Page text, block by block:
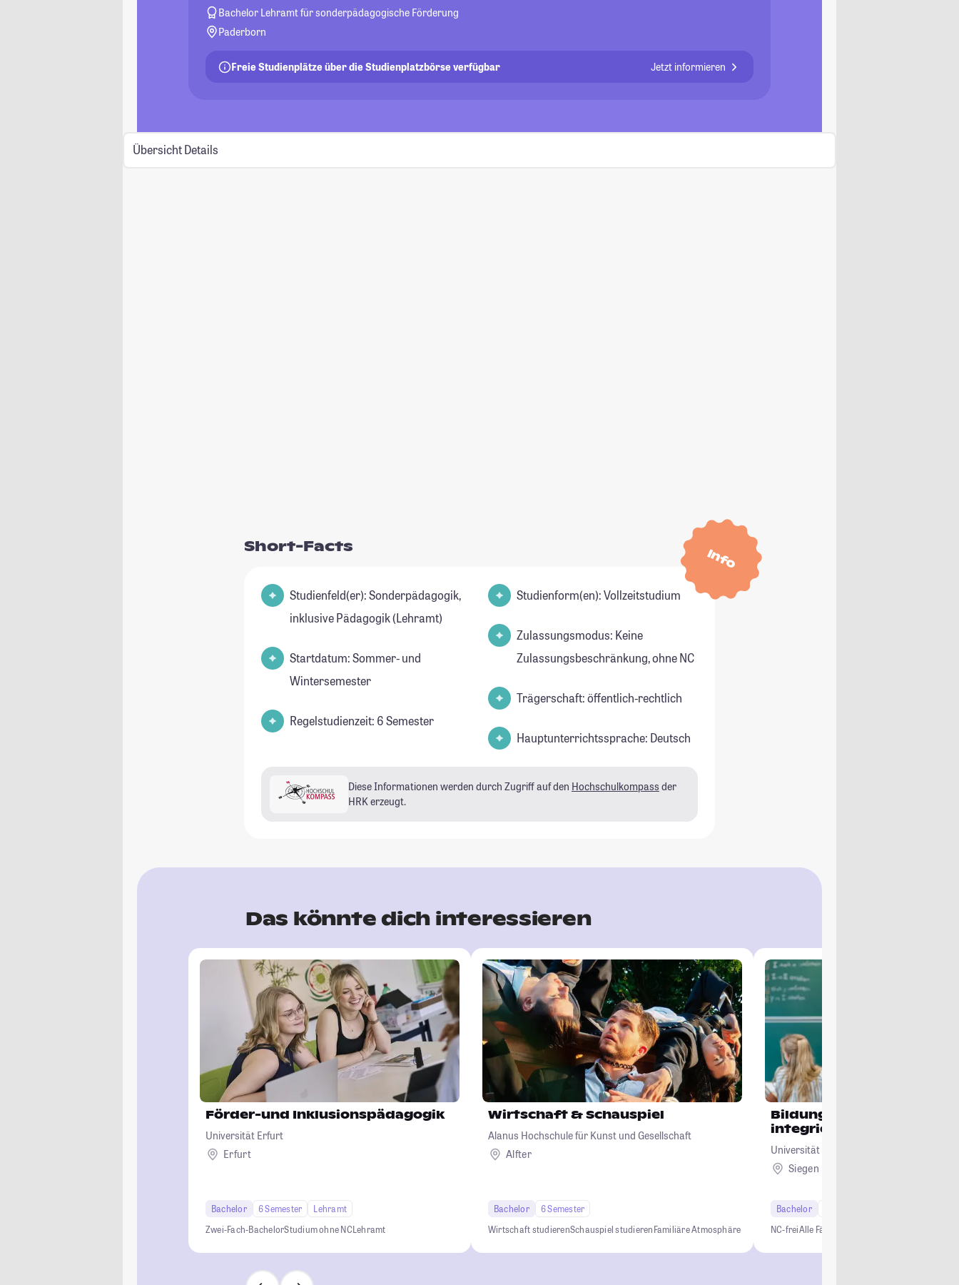
Bachelor Lehramt für sonderpädagogische Förderung
Paderborn
Freie Studienplätze über die Studienplatzbörse verfügbar Jetzt informieren
Übersicht Details
Info
Short-Facts
Studienfeld(er): Sonderpädagogik,
inklusive Pädagogik (Lehramt)
Startdatum: Sommer- und
Wintersemester
Regelstudienzeit: 6 Semester
Studienform(en): Vollzeitstudium
Zulassungsmodus: Keine
Zulassungsbeschränkung, ohne NC
Trägerschaft: öffentlich-rechtlich
Hauptunterrichtssprache: Deutsch
Diese Informationen werden durch Zugriff auf den Hochschulkompass der
HRK erzeugt.
Das könnte dich interessieren
Förder-und Inklusionspädagogik
Universität Erfurt
Erfurt
Bachelor 6 Semester
Lehramt
Zwei-Fach-BachelorStudium ohne NCLehramt
Wirtschaft & Schauspiel
Alanus Hochschule für Kunst und Gesellschaft
Alfter
Bachelor
6 Semester
Wirtschaft studierenSchauspiel studierenFamiliäre Atmosphäre
Bildungswissenschaften
integrierter
Universität Siegen
Siegen
Bachelor
NC-freiAlle Fächer